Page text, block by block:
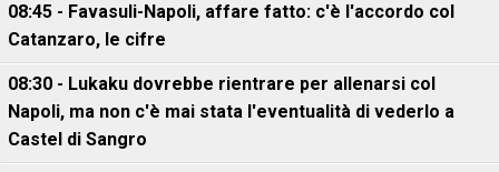
08:45 - Favasuli-Napoli, affare fatto: c'è l'accordo col
Catanzaro, le cifre
08:30 - Lukaku dovrebbe rientrare per allenarsi col
Napoli, ma non c'è mai stata l'eventualità di vederlo a
Castel di Sangro